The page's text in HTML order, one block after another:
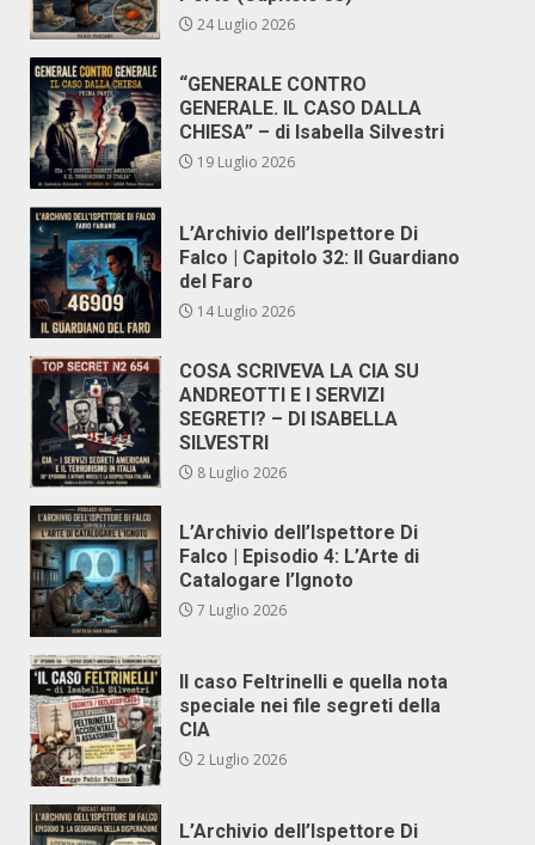
24 Luglio 2026
“GENERALE CONTRO
GENERALE. IL CASO DALLA
CHIESA” – di Isabella Silvestri
19 Luglio 2026
L’Archivio dell’Ispettore Di
Falco | Capitolo 32: Il Guardiano
del Faro
14 Luglio 2026
COSA SCRIVEVA LA CIA SU
ANDREOTTI E I SERVIZI
SEGRETI? – DI ISABELLA
SILVESTRI
8 Luglio 2026
L’Archivio dell’Ispettore Di
Falco | Episodio 4: L’Arte di
Catalogare l’Ignoto
7 Luglio 2026
Il caso Feltrinelli e quella nota
speciale nei file segreti della
CIA
2 Luglio 2026
L’Archivio dell’Ispettore Di